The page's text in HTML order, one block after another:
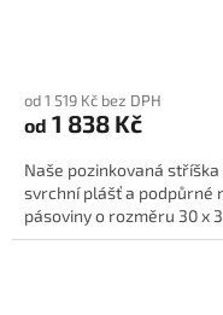
od 1 519 Kč bez DPH
od 1 838 Kč
Naše pozinkovaná
svrchní plášť a podpůrné
pásoviny o rozměru 30 x